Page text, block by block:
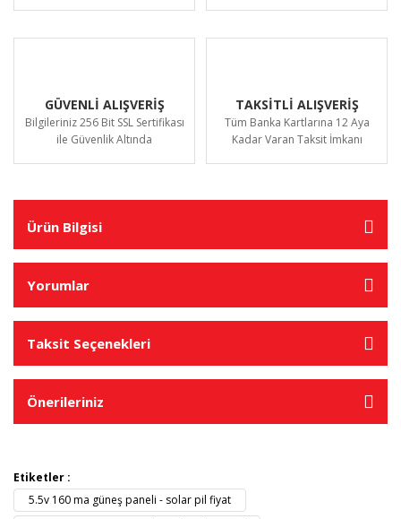
GÜVENLİ ALIŞVERİŞ
Bilgileriniz 256 Bit SSL Sertifikası
ile Güvenlik Altında
TAKSİTLİ ALIŞVERİŞ
Tüm Banka Kartlarına 12 Aya
Kadar Varan Taksit İmkanı
Ürün Bilgisi
Yorumlar
Taksit Seçenekleri
Önerileriniz
Etiketler :
5.5v 160 ma güneş paneli - solar pil fiyat